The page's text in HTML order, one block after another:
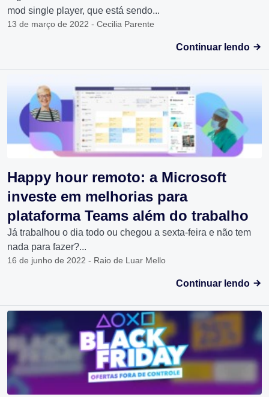
mod single player, que está sendo...
13 de março de 2022 - Cecilia Parente
Continuar lendo
Happy hour remoto: a Microsoft
investe em melhorias para
plataforma Teams além do trabalho
Já trabalhou o dia todo ou chegou a sexta-feira e não tem
nada para fazer?...
16 de junho de 2022 - Raio de Luar Mello
Continuar lendo